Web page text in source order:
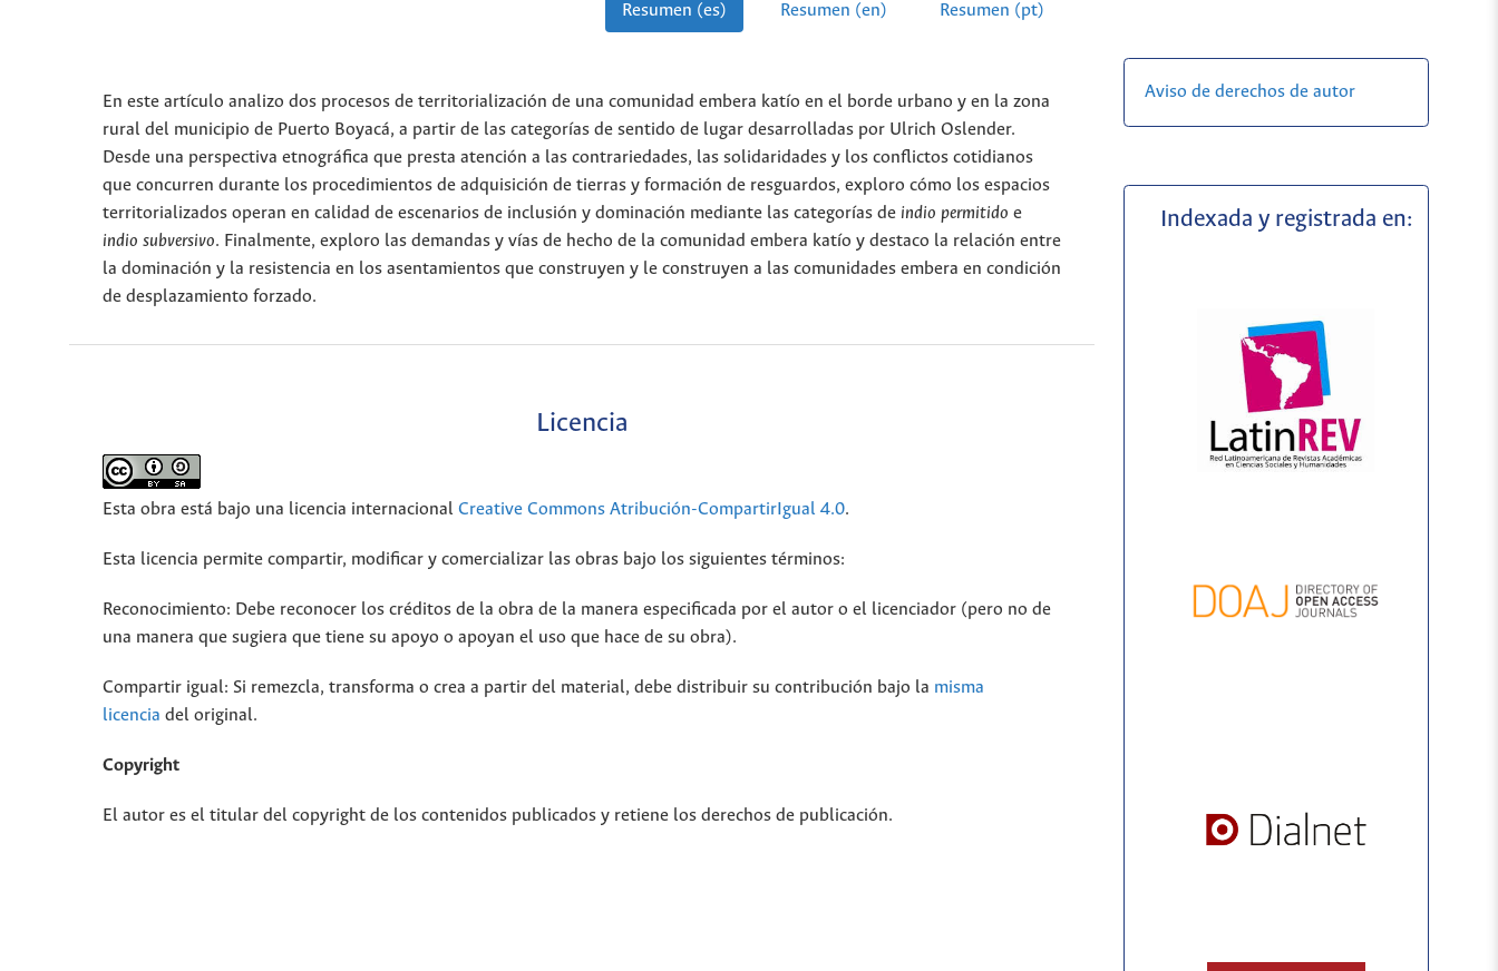
Resumen (es) Resumen (en) Resumen (pt)
En este artículo analizo dos procesos de territorialización de una comunidad embera katío en el borde urbano y en la zona
rural del municipio de Puerto Boyacá, a partir de las categorías de sentido de lugar desarrolladas por Ulrich Oslender.
Desde una perspectiva etnográfica que presta atención a las contrariedades, las solidaridades y los conflictos cotidianos
que concurren durante los procedimientos de adquisición de tierras y formación de resguardos, exploro cómo los espacios
territorializados operan en calidad de escenarios de inclusión y dominación mediante las categorías de indio permitido e
indio subversivo. Finalmente, exploro las demandas y vías de hecho de la comunidad embera katío y destaco la relación entre
la dominación y la resistencia en los asentamientos que construyen y le construyen a las comunidades embera en condición
de desplazamiento forzado.
Licencia
Esta obra está bajo una licencia internacional Creative Commons Atribución-CompartirIgual 4.0.
Esta licencia permite compartir, modificar y comercializar las obras bajo los siguientes términos:
Reconocimiento: Debe reconocer los créditos de la obra de la manera especificada por el autor o el licenciador (pero no de
una manera que sugiera que tiene su apoyo o apoyan el uso que hace de su obra).
Compartir igual: Si remezcla, transforma o crea a partir del material, debe distribuir su contribución bajo la misma
licencia del original.
Copyright
El autor es el titular del copyright de los contenidos publicados y retiene los derechos de publicación.
Aviso de derechos de autor
Indexada y registrada en: